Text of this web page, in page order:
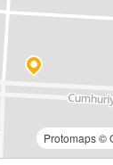
Protomaps©